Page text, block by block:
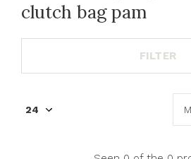
clutch bag pam
FILTER